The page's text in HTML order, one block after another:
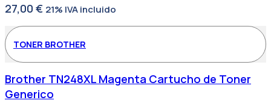
27,00 € 21% IVA incluido
TONER BROTHER
Brother TN248XL Magenta Cartucho de Toner
Generico